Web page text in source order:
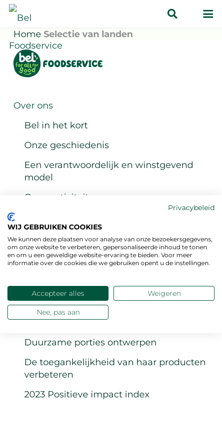
Home Selectie van landen
Over ons
Bel in het kort
Onze geschiedenis
Een verantwoordelijk en winstgevend
model
Onze activiteiten
Onze verplichtingen
Duurzame en regeneratieve landbouw
Bijdragen aan gezonder en duurzamer
voedsel
Voor de planeet
Duurzame porties ontwerpen
De toegankelijkheid van haar producten
verbeteren
2023 Positieve impact index
Privacybeleid
WIJ GEBRUIKEN COOKIES
We kunnen deze plaatsen voor analyse van onze bezoekersgegevens,
om onze website te verbeteren, gepersonaliseerde inhoud te tonen
en om u een geweldige website-ervaring te bieden. Voor meer
informatie over de cookies die we gebruiken opent u de instellingen.
Accepteer alles Weigeren
Nee, pas aan